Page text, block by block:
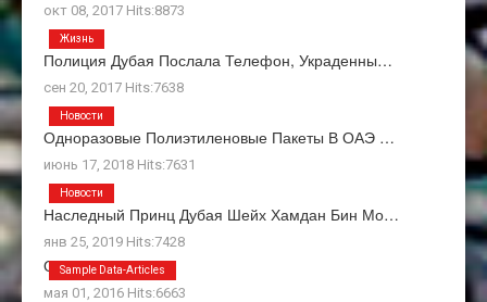
окт 08, 2017 Hits:8873
Полиция Дубая Послала Телефон, Украденны…
сен 20, 2017 Hits:7638
Жизнь
Одноразовые Полиэтиленовые Пакеты В ОАЭ …
июнь 17, 2018 Hits:7631
Новости
Наследный Принц Дубая Шейх Хамдан Бин Мо…
янв 25, 2019 Hits:7428
Новости
О Нас
мая 01, 2016 Hits:6663
Sample Data-Articles